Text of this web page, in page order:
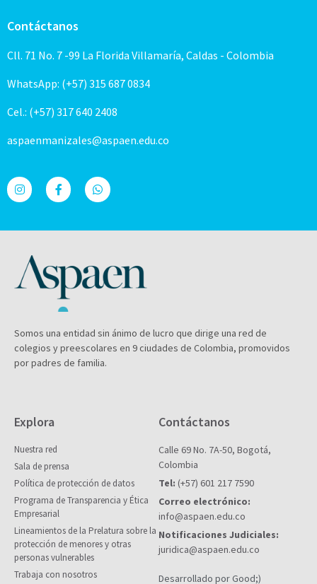
Contáctanos
Cll. 71 No. 7 -99 La Florida Villamaría, Caldas - Colombia
WhatsApp: (+57) 315 687 0834
Cel.: (+57) 317 640 2408
aspaenmanizales@aspaen.edu.co
Somos una entidad sin ánimo de lucro que dirige una red de
colegios y preescolares en 9 ciudades de Colombia, promovidos
por padres de familia.
Explora
Nuestra red
Sala de prensa
Política de protección de datos
Programa de Transparencia y Ética
Empresarial
Lineamientos de la Prelatura sobre la
protección de menores y otras
personas vulnerables
Trabaja con nosotros
Contáctanos
Calle 69 No. 7A-50, Bogotá,
Colombia
Tel: (+57) 601 217 7590
Correo electrónico:
info@aspaen.edu.co
Notificaciones Judiciales:
juridica@aspaen.edu.co
Desarrollado por Good;)